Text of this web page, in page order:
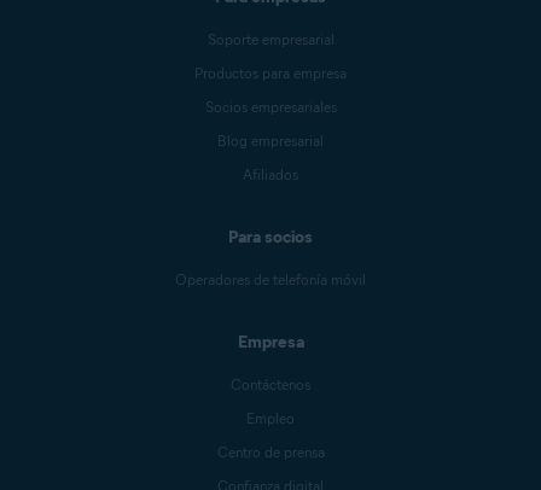
Soporte empresarial
Productos para empresa
Socios empresariales
Blog empresarial
Afiliados
Para socios
Operadores de telefonía móvil
Empresa
Contáctenos
Empleo
Centro de prensa
Confianza digital